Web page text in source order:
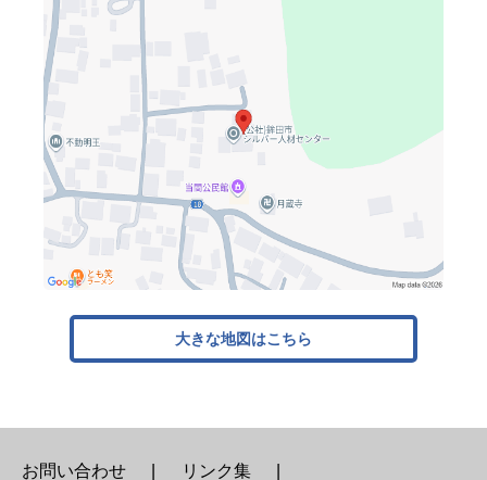
大きな地図はこちら
お問い合わせ リンク集